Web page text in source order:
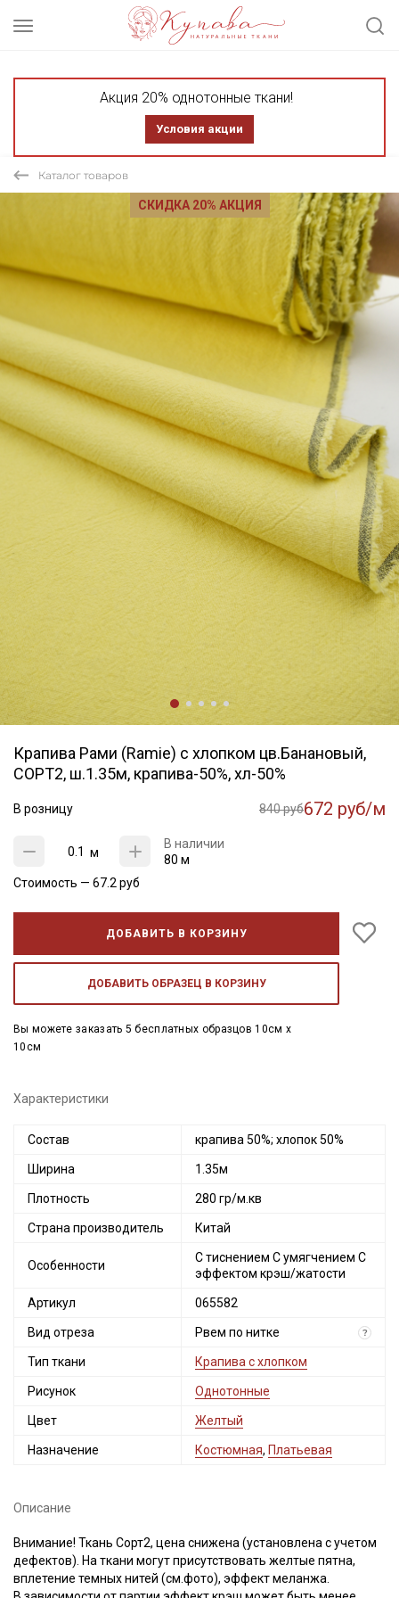
Акция 20% однотонные ткани!
Условия акции
Каталог товаров
СКИДКА 20% АКЦИЯ
Крапива Рами (Ramie) с хлопком цв.Банановый,
СОРТ2, ш.1.35м, крапива-50%, хл-50%
В розницу 840 руб672 руб/м
м
В наличии
80 м
Стоимость — 67.2 руб
ДОБАВИТЬ В КОРЗИНУ
ДОБАВИТЬ ОБРАЗЕЦ В КОРЗИНУ
Вы можете заказать 5 бесплатных образцов 10см x
10см
Характеристики
Состав крапива 50%; хлопок 50%
Ширина 1.35м
Плотность 280 гр/м.кв
Страна производитель Китай
Особенности
С тиснением С умягчением С
эффектом крэш/жатости
Артикул 065582
Вид отреза Рвем по нитке ?
Тип ткани Крапива с хлопком
Рисунок Однотонные
Цвет Желтый
Назначение Костюмная, Платьевая
Описание
Внимание! Ткань Сорт2, цена снижена (установлена с учетом
дефектов). На ткани могут присутствовать желтые пятна,
вплетение темных нитей (см.фото), эффект меланжа.